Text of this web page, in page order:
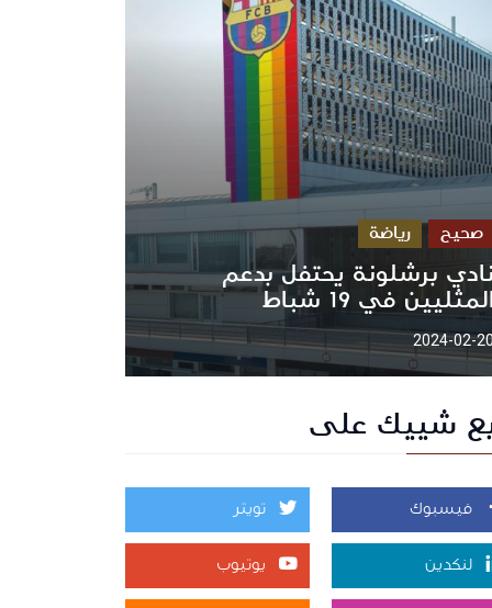
صحيح رياضة
نادي برشلونة يحتفل بدعم
المثليين في 19 شباط
2024-02-
شييك على
فيسبوك تويتر
لنكدين يوتيوب